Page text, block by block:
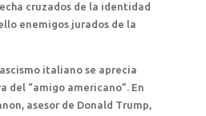
cruzados de la identidad
enemigos jurados de la
italiano se aprecia
del “amigo americano”. En
asesor de Donald Trump,